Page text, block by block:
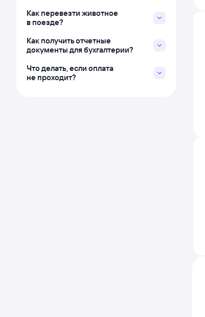
Как перевезти животное
в поезде?
Как получить отчетные
документы для бухгалтерии?
Что делать, если оплата
не проходит?